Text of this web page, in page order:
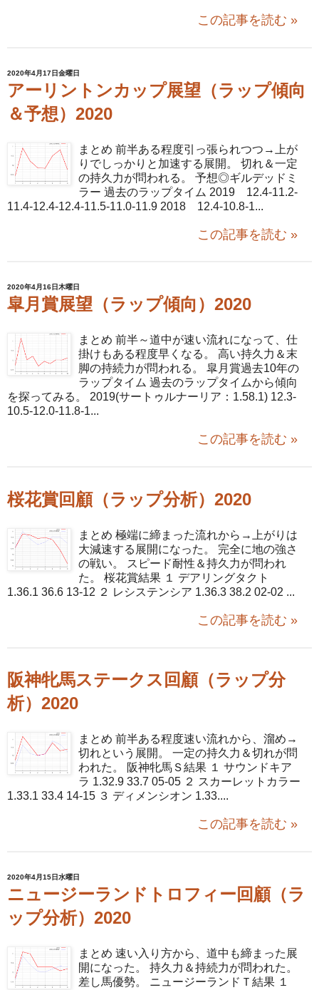
この記事を読む »
2020年4月17日金曜日
アーリントンカップ展望（ラップ傾向
＆予想）2020
まとめ 前半ある程度引っ張られつつ→上が
りでしっかりと加速する展開。 切れ＆一定
の持久力が問われる。 予想◎ギルデッドミ
ラー 過去のラップタイム 2019 12.4-11.2-
11.4-12.4-12.4-11.5-11.0-11.9 2018 12.4-10.8-1...
この記事を読む »
2020年4月16日木曜日
皐月賞展望（ラップ傾向）2020
まとめ 前半～道中が速い流れになって、仕
掛けもある程度早くなる。 高い持久力＆末
脚の持続力が問われる。 皐月賞過去10年の
ラップタイム 過去のラップタイムから傾向
を探ってみる。 2019(サートゥルナーリア：1.58.1) 12.3-
10.5-12.0-11.8-1...
この記事を読む »
桜花賞回顧（ラップ分析）2020
まとめ 極端に締まった流れから→上がりは
大減速する展開になった。 完全に地の強さ
の戦い。 スピード耐性＆持久力が問われ
た。 桜花賞結果 １ デアリングタクト
1.36.1 36.6 13-12 ２ レシステンシア 1.36.3 38.2 02-02 ...
この記事を読む »
阪神牝馬ステークス回顧（ラップ分
析）2020
まとめ 前半ある程度速い流れから、溜め→
切れという展開。 一定の持久力＆切れが問
われた。 阪神牝馬Ｓ結果 １ サウンドキア
ラ 1.32.9 33.7 05-05 ２ スカーレットカラー
1.33.1 33.4 14-15 ３ ディメンシオン 1.33....
この記事を読む »
2020年4月15日水曜日
ニュージーランドトロフィー回顧（ラ
ップ分析）2020
まとめ 速い入り方から、道中も締まった展
開になった。 持久力＆持続力が問われた。
差し馬優勢。 ニュージーランドＴ結果 １